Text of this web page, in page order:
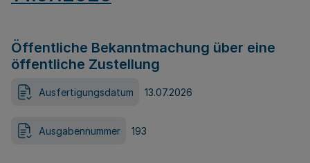
Öffentliche Bekanntmachung über eine
öffentliche Zustellung
Ausfertigungsdatum 13.07.2026
Ausgabennummer 193